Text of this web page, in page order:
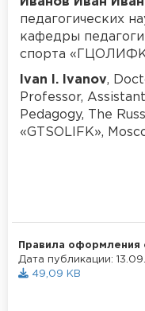
педагогических
кафедры
спорта
Ivan I. Ivanov,
Professor,
Pedagogy, The
«GTSOLIFK»,
Правила оформления
Дата публикации:
49,09 KB